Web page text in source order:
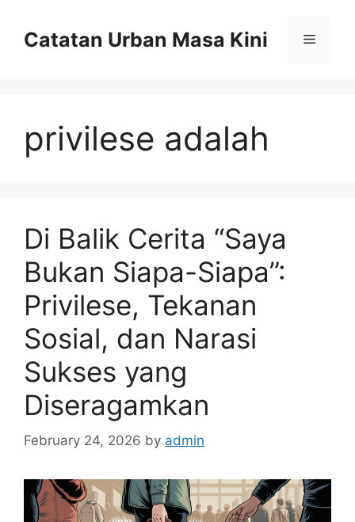
contentCatatan Urban Masa Kini Menu
privilese adalah
Di Balik Cerita “Saya
Bukan Siapa-Siapa”:
Privilese, Tekanan
Sosial, dan Narasi
Sukses yang
Diseragamkan
February 24, 2026 by admin